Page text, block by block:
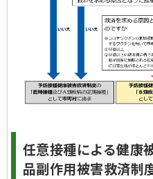
任意接種による健康
品副作用被害救済制